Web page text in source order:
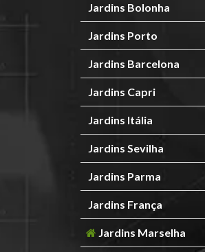
Jardins Bolonha
Jardins Porto
Jardins Barcelona
Jardins Capri
Jardins Itália
Jardins Sevilha
Jardins Parma
Jardins França
Jardins Marselha